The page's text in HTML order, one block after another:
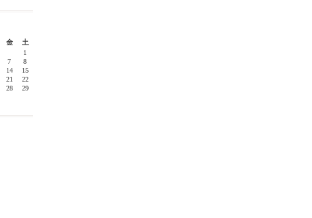
金
土
1
7
8
14
15
21
22
28
29